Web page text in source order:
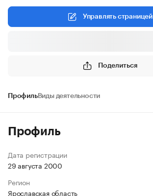
Управлять страницей
Поделиться
ПрофильВиды деятельности
Профиль
Дата регистрации
29 августа 2000
Регион
Ярославская область